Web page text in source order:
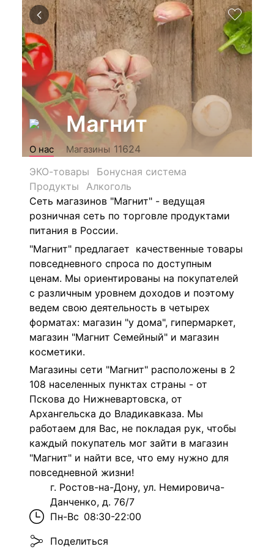
Магнит
О нас Магазины 11624
ЭКО-товары
Бонусная система
Продукты
Алкоголь
Сеть магазинов "Магнит" - ведущая
розничная сеть по торговле продуктами
питания в России.
"Магнит" предлагает качественные товары
повседневного спроса по доступным
ценам. Мы ориентированы на покупателей
с различным уровнем доходов и поэтому
ведем свою деятельность в четырех
форматах: магазин "у дома", гипермаркет,
магазин "Магнит Семейный" и магазин
косметики.
Магазины сети "Магнит" расположены в 2
108 населенных пунктах страны - от
Пскова до Нижневартовска, от
Архангельска до Владикавказа. Мы
работаем для Вас, не покладая рук, чтобы
каждый покупатель мог зайти в магазин
"Магнит" и найти все, что ему нужно для
повседневной жизни!
г. Ростов-на-Дону, ул. Немировича-
Данченко, д. 76/7
Пн-Вс 08:30-22:00
Поделиться